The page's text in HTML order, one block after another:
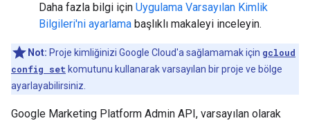
Daha fazla bilgi için Uygulama Varsayılan Kimlik
Bilgileri'ni ayarlama başlıklı makaleyi inceleyin.
Not: Proje kimliğinizi Google Cloud'a sağlamamak için gcloud
config set komutunu kullanarak varsayılan bir proje ve bölge
ayarlayabilirsiniz.
Google Marketing Platform Admin API, varsayılan olarak